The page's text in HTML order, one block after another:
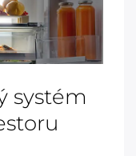
systém